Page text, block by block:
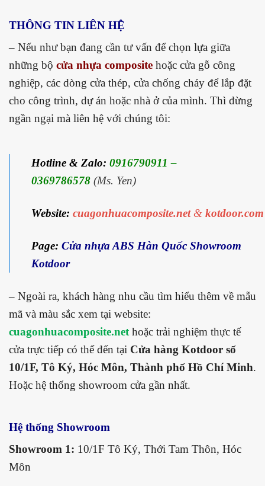
THÔNG TIN LIÊN HỆ
– Nếu như bạn đang cần tư vấn để chọn lựa giữa
những bộ cửa nhựa composite hoặc cửa gỗ công
nghiệp, các dòng cửa thép, cửa chống cháy để lắp đặt
cho công trình, dự án hoặc nhà ở của mình. Thì đừng
ngần ngại mà liên hệ với chúng tôi:
Hotline & Zalo: 0916790911 –
0369786578 (Ms. Yen)
Website: cuagonhuacomposite.net& kotdoor.com
Page: Cửa nhựa ABS Hàn Quốc Showroom
Kotdoor
– Ngoài ra, khách hàng nhu cầu tìm hiểu thêm về mẫu
mã và màu sắc xem tại website:
cuagonhuacomposite.net hoặc trải nghiệm thực tế
cửa trực tiếp có thể đến tại Cửa hàng Kotdoor số
10/1F, Tô Ký, Hóc Môn, Thành phố Hồ Chí Minh.
Hoặc hệ thống showroom cửa gần nhất.
Hệ thống Showroom
Showroom 1: 10/1F Tô Ký, Thới Tam Thôn, Hóc
Môn